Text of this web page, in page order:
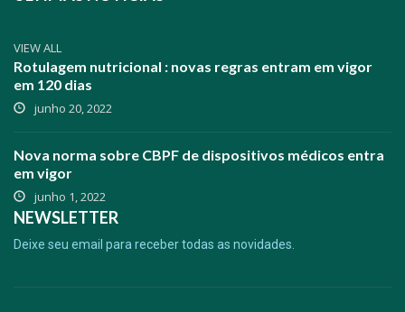
VIEW ALL
Rotulagem nutricional : novas regras entram em vigor
em 120 dias
junho 20, 2022
Nova norma sobre CBPF de dispositivos médicos entra
em vigor
junho 1, 2022
NEWSLETTER
Deixe seu email para receber todas as novidades.